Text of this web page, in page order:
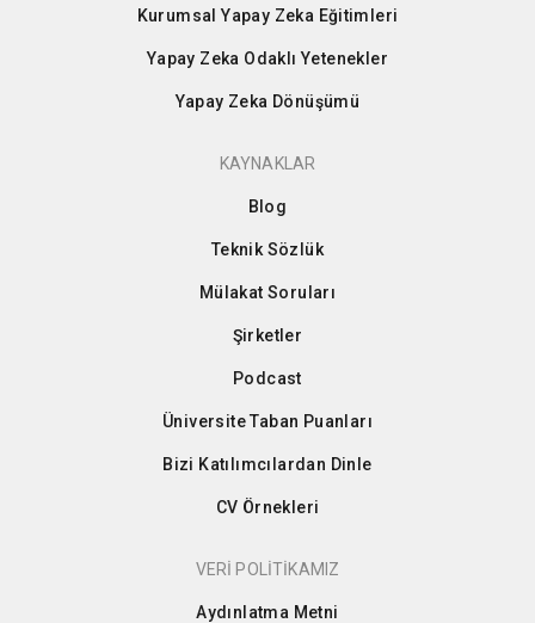
Kurumsal Yapay Zeka Eğitimleri
Yapay Zeka Odaklı Yetenekler
Yapay Zeka Dönüşümü
KAYNAKLAR
Blog
Teknik Sözlük
Mülakat Soruları
Şirketler
Podcast
Üniversite Taban Puanları
Bizi Katılımcılardan Dinle
CV Örnekleri
VERİ POLİTİKAMIZ
Aydınlatma Metni